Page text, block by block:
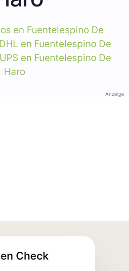
en Fuentelespino De
en Fuentelespino De
en Fuentelespino De
Haro
Anzeige